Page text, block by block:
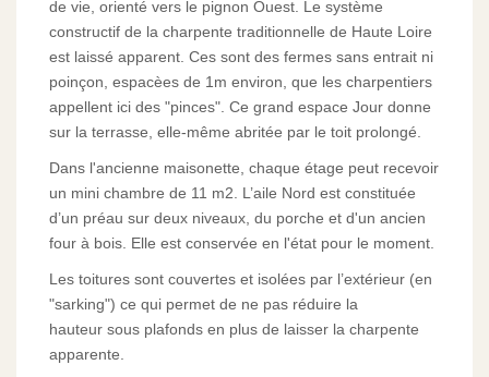
de vie, orienté vers le pignon Ouest. Le système
constructif de la charpente traditionnelle de Haute Loire
est laissé apparent. Ces sont des fermes sans entrait ni
poinçon, espacèes de 1m environ, que les charpentiers
appellent ici des "pinces". Ce grand espace Jour donne
sur la terrasse, elle-même abritée par le toit prolongé.
Dans l'ancienne maisonette, chaque étage peut recevoir
un mini chambre de 11 m2. L’aile Nord est constituée
d’un préau sur deux niveaux, du porche et d'un ancien
four à bois. Elle est conservée en l'état pour le moment.
Les toitures sont couvertes et isolées par l’extérieur (en
"sarking") ce qui permet de ne pas réduire la
hauteur sous plafonds en plus de laisser la charpente
apparente.